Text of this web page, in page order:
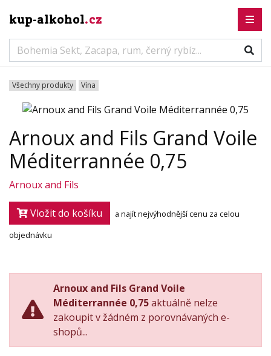
kup-alkohol.cz
Všechny produkty Vína
Arnoux and Fils Grand Voile
Méditerrannée 0,75
Arnoux and Fils
Vložit do košíku
a najít nejvýhodnější cenu za celou
objednávku
Arnoux and Fils Grand Voile
Méditerrannée 0,75aktuálně nelze
zakoupit v žádném z porovnávaných e-
shopů...